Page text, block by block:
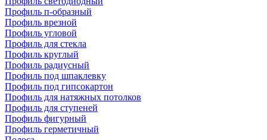
Профиль п-образный
Профиль врезной
Профиль угловой
Профиль для стекла
Профиль круглый
Профиль радиусный
Профиль под шпаклевку
Профиль под гипсокартон
Профиль для натяжных потолков
Профиль для ступеней
Профиль фигурный
Профиль герметичный